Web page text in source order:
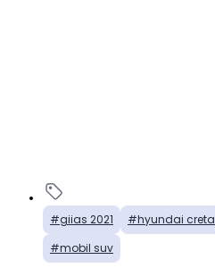
giias 2021 hyundai creta
mobil suv